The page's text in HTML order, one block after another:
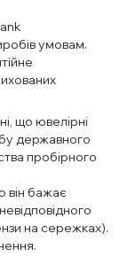
умовам.
що ювелірні
державного
пробірного
він бажає
на сережках).